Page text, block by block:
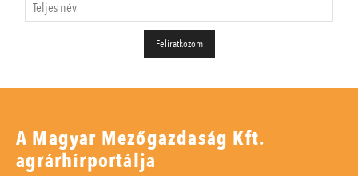
A Magyar Mezőgazdaság Kft.
agrárhírportálja